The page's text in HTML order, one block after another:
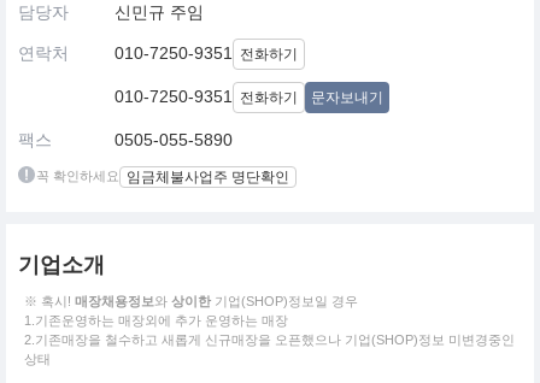
담당자 신민규 주임
연락처 010-7250-9351 전화하기
010-7250-9351 전화하기 문자보내기
팩스 0505-055-5890
꼭 확인하세요 임금체불사업주 명단확인
기업소개
※ 혹시! 매장채용정보와 상이한 기업(SHOP)정보일 경우
1.기존운영하는 매장외에 추가 운영하는 매장
2.기존매장을 철수하고 새롭게 신규매장을 오픈했으나 기업(SHOP)정보 미변경중인
상태